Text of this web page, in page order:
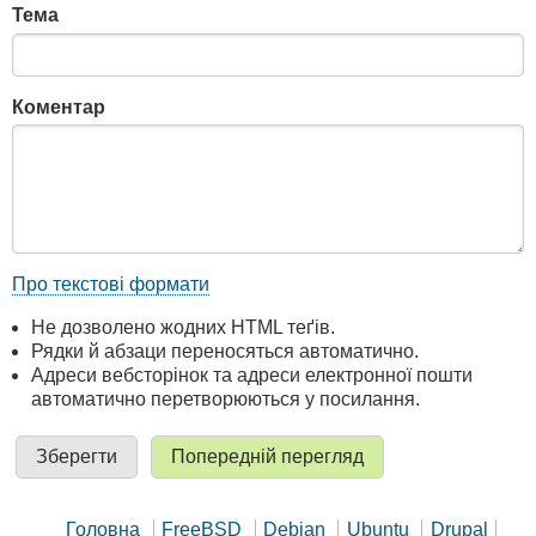
Тема
Коментар
Про текстові формати
Не дозволено жодних HTML теґів.
Рядки й абзаци переносяться автоматично.
Адреси вебсторінок та адреси електронної пошти
автоматично перетворюються у посилання.
Головна FreeBSD Debian Ubuntu Drupal